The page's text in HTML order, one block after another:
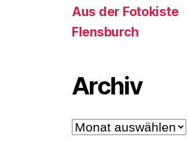
Aus der Fotokiste
Flensburch
Archiv
Archiv